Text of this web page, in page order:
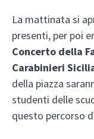
La mattinata si
presenti, per poi
Concerto della
Carabinieri
della piazza
studenti delle
questo percorso